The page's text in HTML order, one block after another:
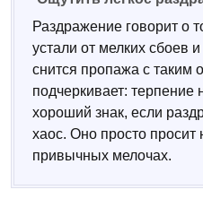
Раздражение говорит о
устали от мелких сбоев
снится пропажа с таким
подчеркивает: терпение
хороший знак, если
хаос. Оно просто просит
привычных мелочах.